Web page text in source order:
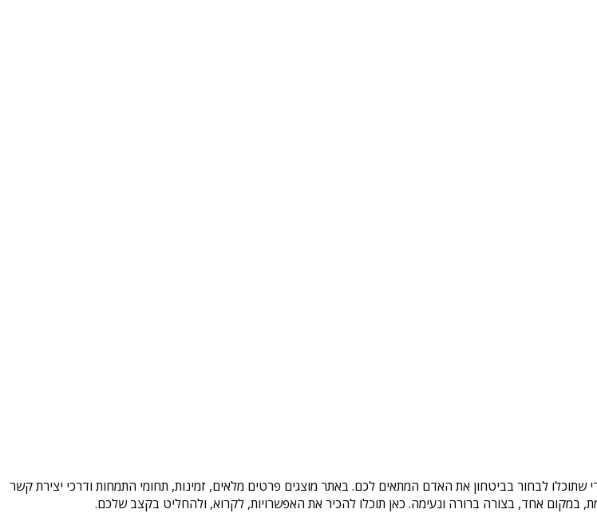
שתוכלו לבחור בביטחון את האדם המתאים לכם. באתר מוצגים פרטים מלאים, זמינות, תחומי התמחות ודרכי יצירת קשר
אחד, בצורה ברורה ונעימה. כאן תוכלו להכיר את האפשרויות, לקרוא, ולהחליט בקצב שלכם.